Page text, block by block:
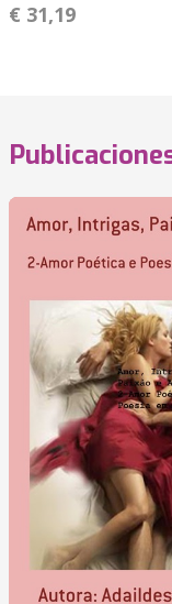
€ 31,19